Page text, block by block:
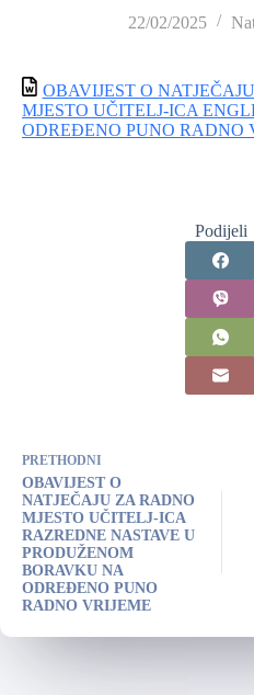
22/02/2025
OBAVIJEST O
MJESTO UČITELJ-ICA
ODREĐENO PUNO RADNO
Podijeli
PRETHODNI
OBAVIJEST O
NATJEČAJU ZA RADNO
MJESTO UČITELJ-ICA
RAZREDNE NASTAVE U
PRODUŽENOM
BORAVKU NA
ODREĐENO PUNO
RADNO VRIJEME